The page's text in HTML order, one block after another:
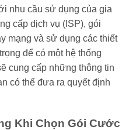
nhu cầu sử dụng của gia
cấp dịch vụ (ISP), gói
mạng và sử dụng các thiết
để có một hệ thống
cung cấp những thông tin
có thể đưa ra quyết định
Khi Chọn Gói Cước